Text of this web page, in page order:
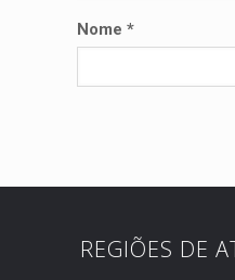
Nome*
REGIÕES DE